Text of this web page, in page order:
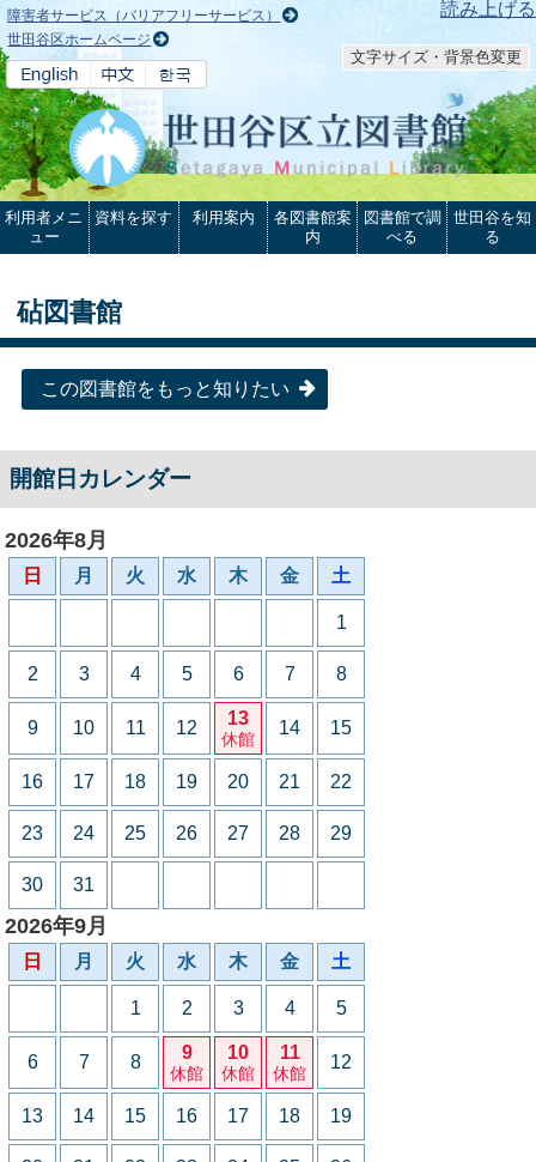
本文へ 読み上げる
障害者サービス（バリアフリーサービス）
世田谷区ホームページ
文字サイズ・背景色変更
利用者メニ
ュー
資料を探す 利用案内
各図書館案
内
図書館で調
べる
世田谷を知
る
砧図書館
この図書館をもっと知りたい
開館日カレンダー
2026年8月
日 月 火 水 木 金 土
1
2 3 4 5 6 7 8
9 10 11 12 13
休館
14 15
16 17 18 19 20 21 22
23 24 25 26 27 28 29
30 31
2026年9月
日 月 火 水 木 金 土
1 2 3 4 5
6 7 8 9
休館
10
休館
11
休館
12
13 14 15 16 17 18 19